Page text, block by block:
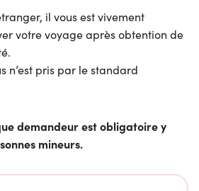
il vous est vivement
votre voyage après obtention de
n’est pris par le standard
demandeur est obligatoire y
mineurs.